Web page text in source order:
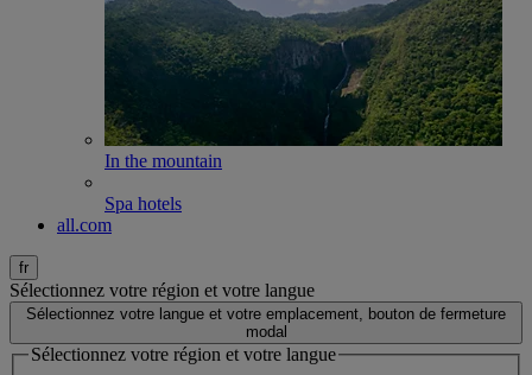
In the mountain
Spa hotels
all.com
fr
Sélectionnez votre région et votre langue
Sélectionnez votre langue et votre emplacement, bouton de fermeture
modal
Sélectionnez votre région et votre langue